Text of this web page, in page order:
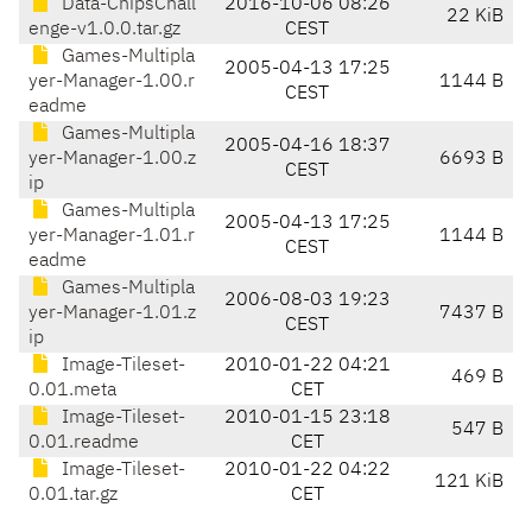
Data-ChipsChall
enge-v1.0.0.tar.gz
2016-10-06 08:26
CEST
22 KiB
Games-Multipla
yer-Manager-1.00.r
eadme
2005-04-13 17:25
CEST
1144 B
Games-Multipla
yer-Manager-1.00.z
ip
2005-04-16 18:37
CEST
6693 B
Games-Multipla
yer-Manager-1.01.r
eadme
2005-04-13 17:25
CEST
1144 B
Games-Multipla
yer-Manager-1.01.z
ip
2006-08-03 19:23
CEST
7437 B
Image-Tileset-
0.01.meta
2010-01-22 04:21
CET
469 B
Image-Tileset-
0.01.readme
2010-01-15 23:18
CET
547 B
Image-Tileset-
0.01.tar.gz
2010-01-22 04:22
CET
121 KiB